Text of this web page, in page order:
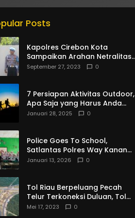
Saing
Posts
Kapolres Cirebon Kota
Sampaikan Arahan Netralitas
Anggota Polri Dalam Tahun
September 27, 2023 0
7 Persiapan Aktivitas Outdoor,
Apa Saja yang Harus Anda
Siapkan?
Januari 28, 2025 0
Police Goes To School,
Satlantas Polres Way Kanan
Lakukan Binluh di SMPN 01
Januari 13, 2026 0
Tol Riau Berpeluang Pecah
Telur Terkoneksi Duluan, Tol
Jambi Sumbar – PKU dan
Mei 17, 2023 0